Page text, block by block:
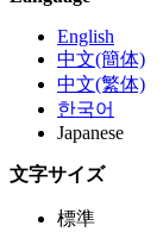
English
中文(簡体)
中文(繁体)
한국어
Japanese
文字サイズ
標準